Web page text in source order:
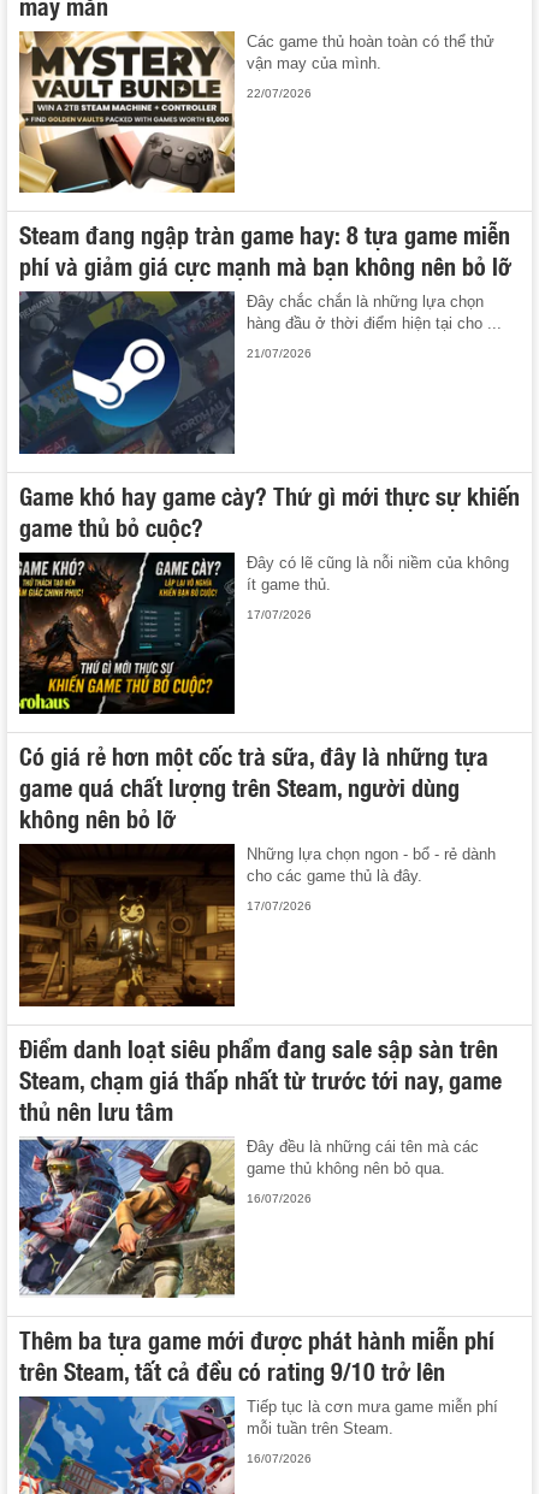
Các game thủ hoàn toàn có thể thử
vận may của mình.
22/07/2026
Steam đang ngập tràn game hay: 8 tựa game miễn
phí và giảm giá cực mạnh mà bạn không nên bỏ lỡ
Đây chắc chắn là những lựa chọn
hàng đầu ở thời điểm hiện tại cho ...
21/07/2026
Game khó hay game cày? Thứ gì mới thực sự khiến
game thủ bỏ cuộc?
Đây có lẽ cũng là nỗi niềm của không
ít game thủ.
17/07/2026
Có giá rẻ hơn một cốc trà sữa, đây là những tựa
game quá chất lượng trên Steam, người dùng
không nên bỏ lỡ
Những lựa chọn ngon - bổ - rẻ dành
cho các game thủ là đây.
17/07/2026
Điểm danh loạt siêu phẩm đang sale sập sàn trên
Steam, chạm giá thấp nhất từ trước tới nay, game
thủ nên lưu tâm
Đây đều là những cái tên mà các
game thủ không nên bỏ qua.
16/07/2026
Thêm ba tựa game mới được phát hành miễn phí
trên Steam, tất cả đều có rating 9/10 trở lên
Tiếp tục là cơn mưa game miễn phí
mỗi tuần trên Steam.
16/07/2026